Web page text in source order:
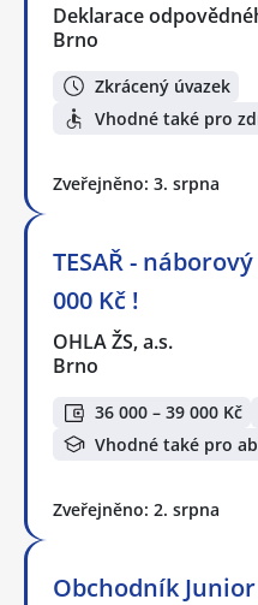
Deklarace
Brno
Zkrácený úvazek
Vhodné také pro
Zveřejněno: 3. srpna
TESAŘ -
000 Kč !
OHLA ŽS, a.s.
Brno
36 000 – 39 000 Kč
Vhodné také pro
Zveřejněno: 2. srpna
Obchodník